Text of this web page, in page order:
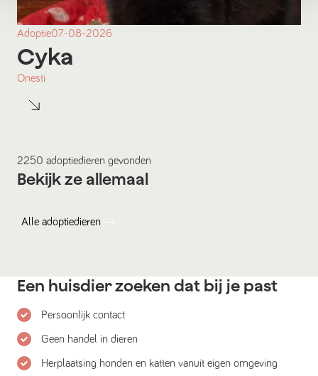
Adoptie07-08-2026
Cyka
Onesti
2250 adoptiedieren gevonden
Bekijk ze allemaal
Alle adoptiedieren
Een huisdier zoeken dat bij je past
Persoonlijk contact
Geen handel in dieren
Herplaatsing honden en katten vanuit eigen omgeving